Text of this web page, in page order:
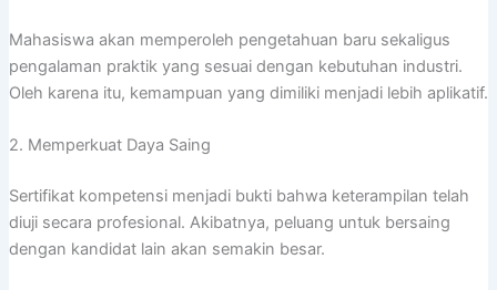
Mahasiswa akan memperoleh pengetahuan baru sekaligus
pengalaman praktik yang sesuai dengan kebutuhan industri.
Oleh karena itu, kemampuan yang dimiliki menjadi lebih aplikatif.
2. Memperkuat Daya Saing
Sertifikat kompetensi menjadi bukti bahwa keterampilan telah
diuji secara profesional. Akibatnya, peluang untuk bersaing
dengan kandidat lain akan semakin besar.